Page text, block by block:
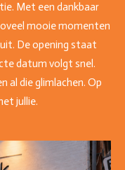
Met een dankbaar
mooie momenten
De opening staat
datum volgt snel.
al die glimlachen. Op
jullie.